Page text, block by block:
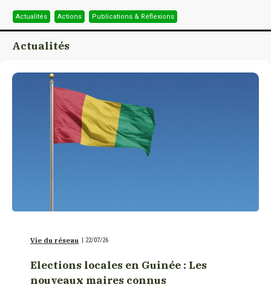
Actualités Actions Publications & Réflexions
Actualités
Vie du réseau | 22/07/26
Elections locales en Guinée : Les
nouveaux maires connus